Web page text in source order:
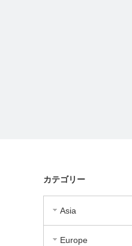
カテゴリー
Asia
Europe